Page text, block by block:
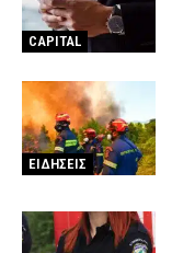
CAPITAL
ΕΙΔΗΣΕΙΣ